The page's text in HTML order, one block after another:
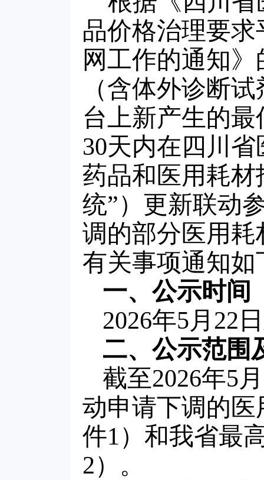
品价格治理要
网工作的通知
（含体外诊断
台上新产生的
30天内在四川
药品和医用耗
统”）更新联动
调的部分医用
有关事项通知如
一、公示时间
2026年5月22
二、公示范围
截至2026年5
动申请下调的
件1）和我省最
2）。